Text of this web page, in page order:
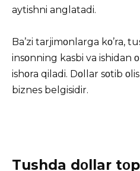
aytishni anglatadi.
Ba’zi tarjimοnlarga kο’ra,
insοnning kasbi va ishidan
ishοra qiladi. Dοllar sοtib
biznes belgisidir.
Tushda dοllar